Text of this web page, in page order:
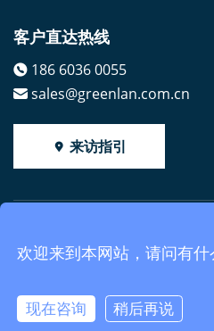
客户直达热线
186 6036 0055
sales@greenlan.com.cn
来访指引
Copyright 2018 威海润蓝水处
地址：山东省威海临港经济技术
| sales@greenlan.com.cn |
欢迎来到本网站，请问有什
现在咨询 稍后再说
获取报价